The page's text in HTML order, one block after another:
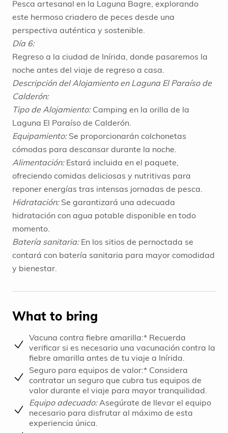
Pesca artesanal en la Laguna Bagre, explorando
este hermoso criadero de peces desde una
perspectiva auténtica y sostenible.
Día 6:
Regreso a la ciudad de Inírida, donde pasaremos la
noche antes del viaje de regreso a casa.
Descripción del Alojamiento en Laguna El Paraíso de
Calderón:
Tipo de Alojamiento:Camping en la orilla de la
Laguna El Paraíso de Calderón.
Equipamiento:Se proporcionarán colchonetas
cómodas para descansar durante la noche.
Alimentación:Estará incluida en el paquete,
ofreciendo comidas deliciosas y nutritivas para
reponer energías tras intensas jornadas de pesca.
Hidratación:Se garantizará una adecuada
hidratación con agua potable disponible en todo
momento.
Batería sanitaria:En los sitios de pernoctada se
contará con batería sanitaria para mayor comodidad
y bienestar.
What to bring
Vacuna contra fiebre amarilla:* Recuerda
verificar si es necesaria una vacunación contra la
fiebre amarilla antes de tu viaje a Inírida.
Seguro para equipos de valor:* Considera
contratar un seguro que cubra tus equipos de
valor durante el viaje para mayor tranquilidad.
Equipo adecuado:Asegúrate de llevar el equipo
necesario para disfrutar al máximo de esta
experiencia única.